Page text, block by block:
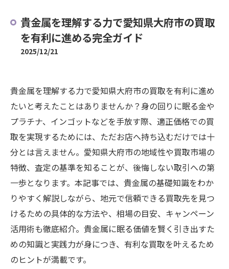
貴金属を理解する力で愛知県大府市の買取
を有利に進める完全ガイド
2025/12/21
貴金属を理解する力で愛知県大府市の買取を有利に進め
たいと考えたことはありませんか？身の回りに眠る金や
プラチナ、インゴットなどを手放す際、適正価格での買
取を実現するためには、ただお店へ持ち込むだけでは十
分とは言えません。愛知県大府市の地域性や買取市場の
特徴、査定の基準を知ることが、後悔しない取引への第
一歩となります。本記事では、貴金属の基礎知識をわか
りやすく解説しながら、地元で信頼できる買取先を見つ
けるための具体的な方法や、相場の目安、キャンペーン
活用術も徹底紹介。貴金属に眠る価値を賢く引き出すた
めの知識と実践力が身につき、有利な買取を叶えるため
のヒントが満載です。